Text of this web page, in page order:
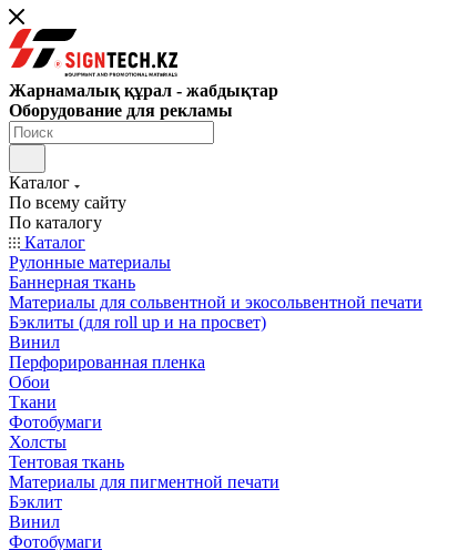
Жарнамалық құрал - жабдықтар
Оборудование для рекламы
Каталог
По всему сайту
По каталогу
Каталог
Рулонные материалы
Баннерная ткань
Материалы для сольвентной и экосольвентной печати
Бэклиты (для roll up и на просвет)
Винил
Перфорированная пленка
Обои
Ткани
Фотобумаги
Холсты
Тентовая ткань
Материалы для пигментной печати
Бэклит
Винил
Фотобумаги